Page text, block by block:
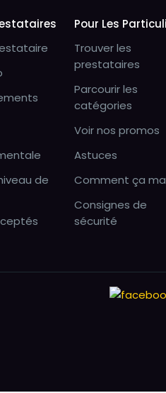
de
Pour Les
Trouver les
prestataires
Parcourir les
catégories
Voir nos promos
Astuces
Comment ça
Consignes de
sécurité